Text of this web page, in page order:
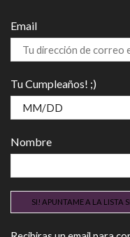
Email
Tu Cumpleaños! ;)
Nombre